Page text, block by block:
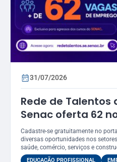
31/07/2026
Rede de Talentos
Senac oferta 62
emprego em
Cadastre-se gratuitamente no
diversas oportunidades nos
saúde, comércio, serviços e
EDUCAÇÃO PROFISSIONAL